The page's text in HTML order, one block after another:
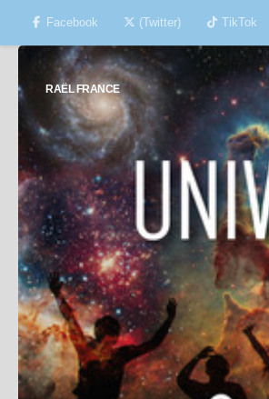
Skip to content
Facebook (Twitter) TikTok
RAËL FRANCE